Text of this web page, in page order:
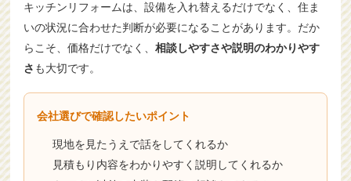
キッチンリフォームは、設備を入れ替えるだけでなく、住ま
いの状況に合わせた判断が必要になることがあります。だか
らこそ、価格だけでなく、相談しやすさや説明のわかりやす
さ も大切です。
会社選びで確認したいポイント
現地を見たうえで話をしてくれるか
見積もり内容をわかりやすく説明してくれるか